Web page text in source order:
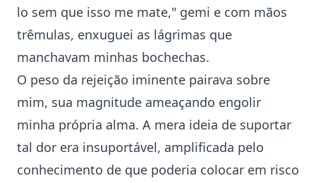
lo sem que isso me mate," gemi e com mãos
trêmulas, enxuguei as lágrimas que
manchavam minhas bochechas.
O peso da rejeição iminente pairava sobre
mim, sua magnitude ameaçando engolir
minha própria alma. A mera ideia de suportar
tal dor era insuportável, amplificada pelo
conhecimento de que poderia colocar em risco